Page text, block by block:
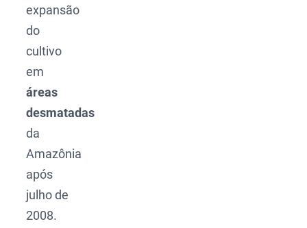
expansão
do
cultivo
em
áreas
desmatadas
da
Amazônia
após
julho de
2008.